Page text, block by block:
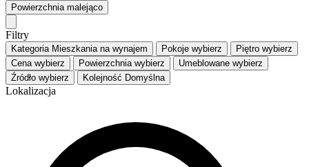
Powierzchnia malejąco
Filtry
Kategoria Mieszkania na wynajem Pokoje wybierz Piętro wybierz
Cena wybierz Powierzchnia wybierz Umeblowane wybierz
Źródło wybierz Kolejność Domyślna
Lokalizacja